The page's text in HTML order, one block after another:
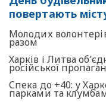
повертають
Молодих
разом
Харків і Литва
російської
Спека до +40: у
парками та